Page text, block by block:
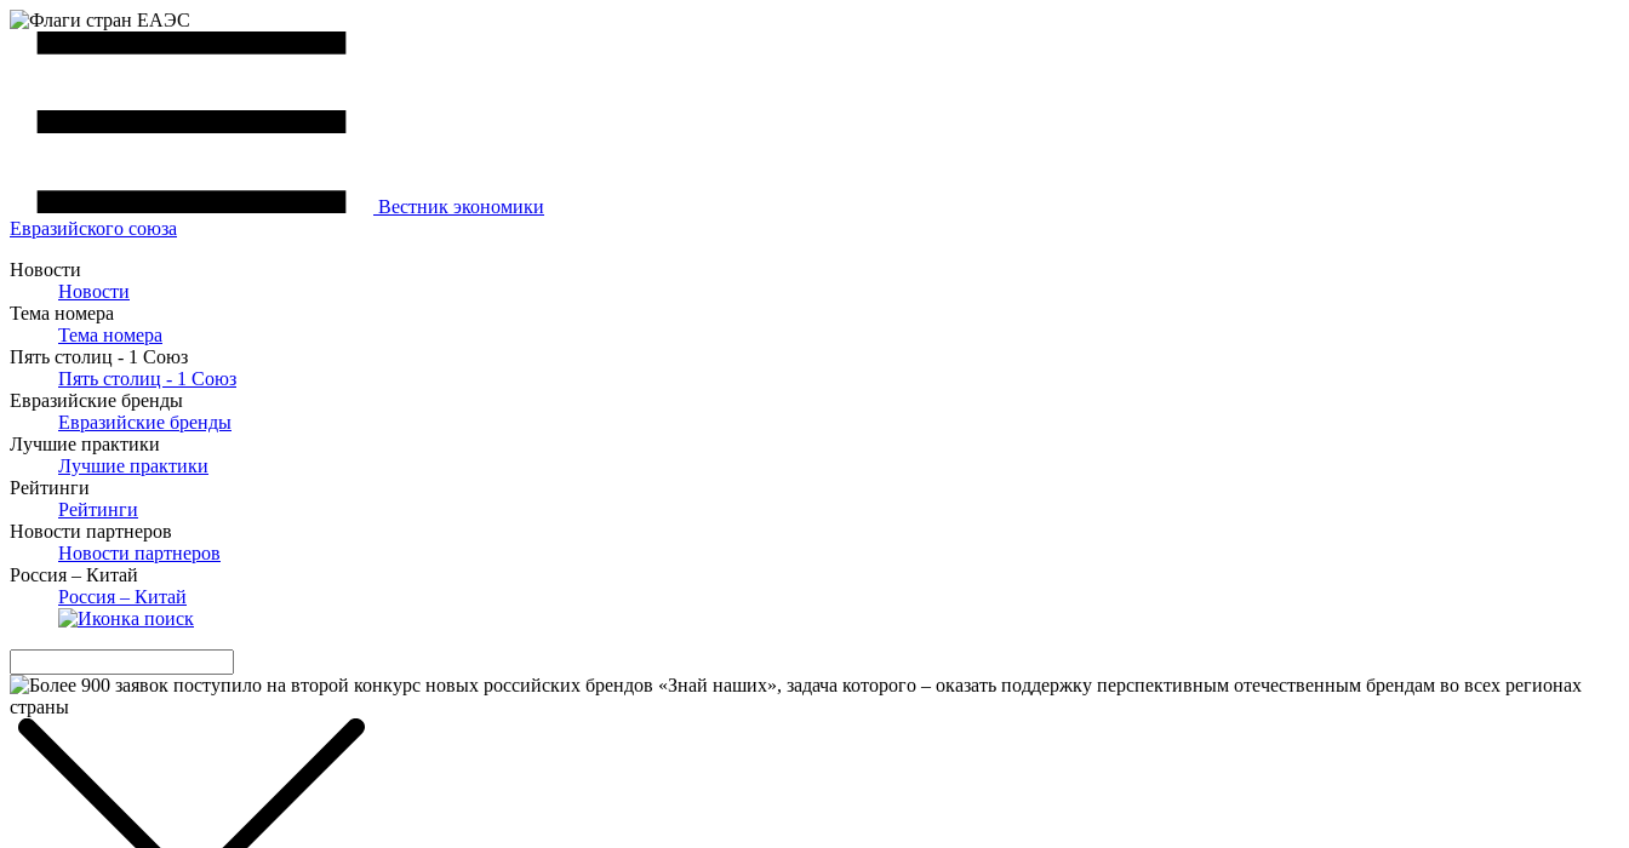
Вестник экономики
Евразийского союза
Новости
Новости
Тема номера
Тема номера
Пять столиц - 1 Союз
Пять столиц - 1 Союз
Евразийские бренды
Евразийские бренды
Лучшие практики
Лучшие практики
Рейтинги
Рейтинги
Новости партнеров
Новости партнеров
Россия – Китай
Россия – Китай